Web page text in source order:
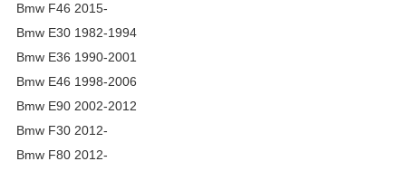
Bmw F46 2015-
Bmw E30 1982-1994
Bmw E36 1990-2001
Bmw E46 1998-2006
Bmw E90 2002-2012
Bmw F30 2012-
Bmw F80 2012-